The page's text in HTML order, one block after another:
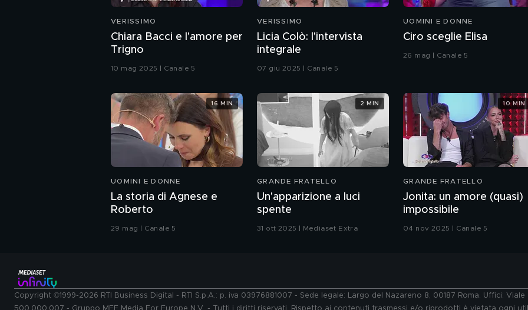
VERISSIMO
Chiara Bacci e l'amore per
Trigno
10 mag 2025 | Canale 5
VERISSIMO
Licia Colò: l'intervista
integrale
07 giu 2025 | Canale 5
UOMINI E DONNE
Ciro sceglie Elisa
26 mag | Canale 5
UOMINI E DONNE
La storia di Agnese e
Roberto
29 mag | Canale 5
16 MIN
GRANDE FRATELLO
Un'apparizione a luci
spente
31 ott 2025 | Mediaset Extra
2 MIN
GRANDE FRATELLO
Jonita: un amore (quasi)
impossibile
04 nov 2025 | Canale 5
10 MIN
Copyright ©1999-2026 RTI Business Digital - RTI S.p.A.: p. iva 03976881007 - Sede legale: Largo del Nazareno 8, 00187 Roma. Uffici: